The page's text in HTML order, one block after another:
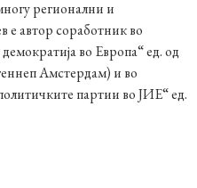
регионални и
е автор соработник во
во Европа“ ед. од
Амстердам) и во
партии во ЈИЕ“ ед.